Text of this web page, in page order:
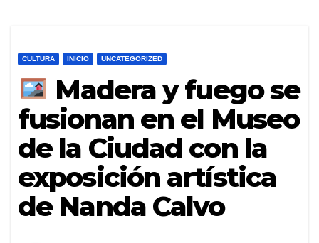
CULTURA INICIO UNCATEGORIZED
Madera y fuego se
fusionan en el Museo
de la Ciudad con la
exposición artística
de Nanda Calvo